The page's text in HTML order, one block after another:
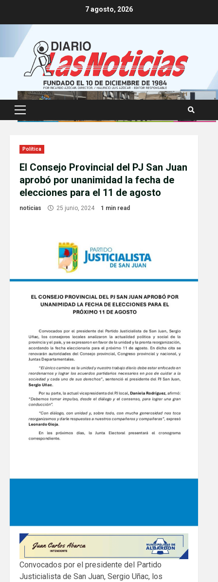
7 agosto, 2026
Primary
Menu
Política
El Consejo Provincial del PJ San Juan
aprobó por unanimidad la fecha de
elecciones para el 11 de agosto
noticias 25 junio, 2024 1 min read
Convocados por el presidente del Partido
Justicialista de San Juan, Sergio Uñac, los